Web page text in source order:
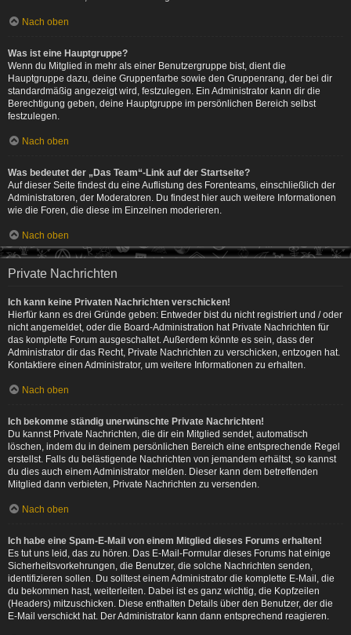
Nach oben
Was ist eine Hauptgruppe?
Wenn du Mitglied in mehr als einer Benutzergruppe bist, dient die
Hauptgruppe dazu, deine Gruppenfarbe sowie den Gruppenrang, der bei dir
standardmäßig angezeigt wird, festzulegen. Ein Administrator kann dir die
Berechtigung geben, deine Hauptgruppe im persönlichen Bereich selbst
festzulegen.
Nach oben
Was bedeutet der „Das Team“-Link auf der Startseite?
Auf dieser Seite findest du eine Auflistung des Forenteams, einschließlich der
Administratoren, der Moderatoren. Du findest hier auch weitere Informationen
wie die Foren, die diese im Einzelnen moderieren.
Nach oben
Private Nachrichten
Ich kann keine Privaten Nachrichten verschicken!
Hierfür kann es drei Gründe geben: Entweder bist du nicht registriert und / oder
nicht angemeldet, oder die Board-Administration hat Private Nachrichten für
das komplette Forum ausgeschaltet. Außerdem könnte es sein, dass der
Administrator dir das Recht, Private Nachrichten zu verschicken, entzogen hat.
Kontaktiere einen Administrator, um weitere Informationen zu erhalten.
Nach oben
Ich bekomme ständig unerwünschte Private Nachrichten!
Du kannst Private Nachrichten, die dir ein Mitglied sendet, automatisch
löschen, indem du in deinem persönlichen Bereich eine entsprechende Regel
erstellst. Falls du belästigende Nachrichten von jemandem erhältst, so kannst
du dies auch einem Administrator melden. Dieser kann dem betreffenden
Mitglied dann verbieten, Private Nachrichten zu versenden.
Nach oben
Ich habe eine Spam-E-Mail von einem Mitglied dieses Forums erhalten!
Es tut uns leid, das zu hören. Das E-Mail-Formular dieses Forums hat einige
Sicherheitsvorkehrungen, die Benutzer, die solche Nachrichten senden,
identifizieren sollen. Du solltest einem Administrator die komplette E-Mail, die
du bekommen hast, weiterleiten. Dabei ist es ganz wichtig, die Kopfzeilen
(Headers) mitzuschicken. Diese enthalten Details über den Benutzer, der die
E-Mail verschickt hat. Der Administrator kann dann entsprechend reagieren.